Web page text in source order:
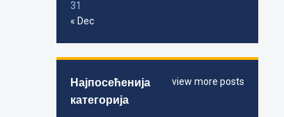
31
« Dec
view more posts
Најпосећенија
категорија